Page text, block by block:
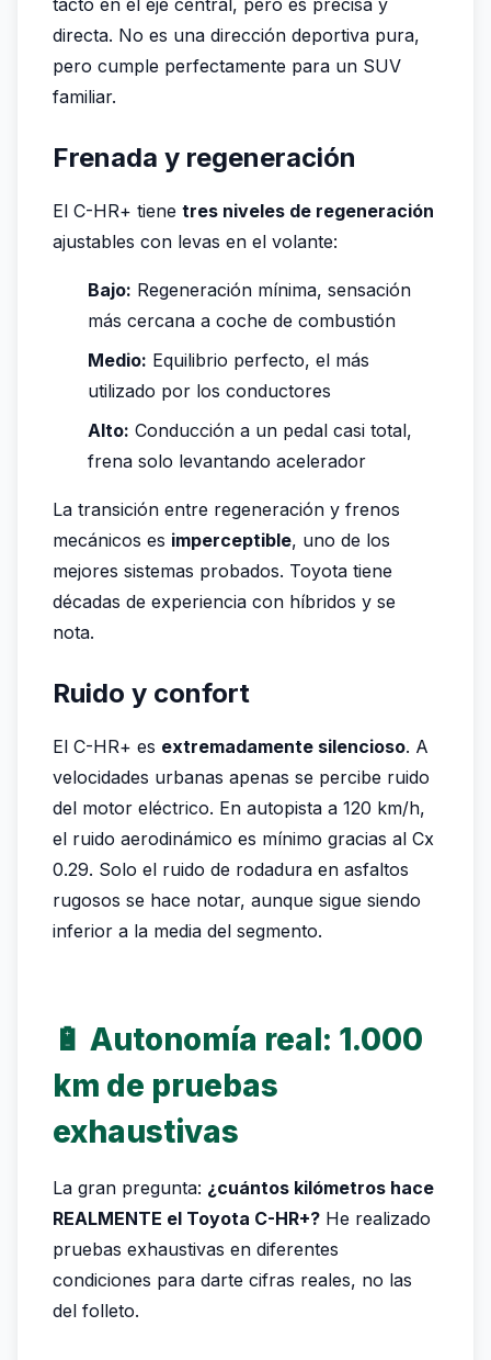
directa. No es una dirección deportiva pura,
pero cumple perfectamente para un SUV
familiar.
Frenada y regeneración
El C-HR+ tiene tres niveles de regeneración
ajustables con levas en el volante:
Bajo: Regeneración mínima, sensación
más cercana a coche de combustión
Medio: Equilibrio perfecto, el más
utilizado por los conductores
Alto: Conducción a un pedal casi total,
frena solo levantando acelerador
La transición entre regeneración y frenos
mecánicos es imperceptible, uno de los
mejores sistemas probados. Toyota tiene
décadas de experiencia con híbridos y se
nota.
Ruido y confort
El C-HR+ es extremadamente silencioso. A
velocidades urbanas apenas se percibe ruido
del motor eléctrico. En autopista a 120 km/h,
el ruido aerodinámico es mínimo gracias al Cx
0.29. Solo el ruido de rodadura en asfaltos
rugosos se hace notar, aunque sigue siendo
inferior a la media del segmento.
🔋 Autonomía real: 1.000
km de pruebas
exhaustivas
La gran pregunta: ¿cuántos kilómetros hace
REALMENTE el Toyota C-HR+? He realizado
pruebas exhaustivas en diferentes
condiciones para darte cifras reales, no las
del folleto.